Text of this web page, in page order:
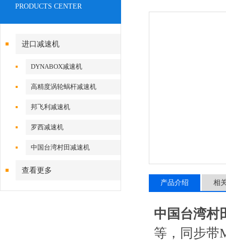
PRODUCTS CENTER
进口减速机
DYNABOX减速机
高精度涡轮蜗杆减速机
邦飞利减速机
罗西减速机
中国台湾村田减速机
查看更多
产品介绍 相
中国台湾村
等，同步带